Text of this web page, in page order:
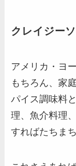
クレイジー
アメリカ・ヨ
もちろん、家
パイス調味料
理、魚介料理
すればたちま